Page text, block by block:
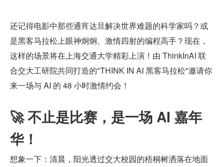
还记得电影中那些通宵达旦解决世界难题的科学家吗？或
是黑客马拉松上眼神炯炯、激情四射的编程高手？现在，
这样的场景将在上海交通大学精彩上演！由 ThinkInAI 联
合交大工研院共同打造的"THINK IN AI 黑客马拉松"邀请你
来一场与 AI 的 48 小时激情约会！
🚀 不止是比赛，是一场 AI 嘉年
华！
想象一下：清晨，阳光透过交大校园的梧桐树洒落在地面